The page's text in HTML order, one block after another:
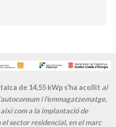
de 14,55 kWp s’ha acollit al
i l’emmagatzematge,
com a la implantació de
sector residencial, en el marc